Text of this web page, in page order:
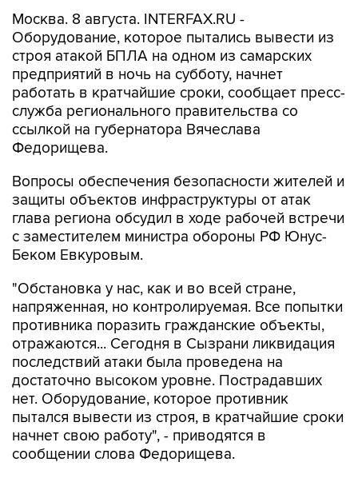
Москва. 8 августа. INTERFAX.RU -
Оборудование, которое пытались вывести из
строя атакой БПЛА на одном из самарских
предприятий в ночь на субботу, начнет
работать в кратчайшие сроки, сообщает пресс-
служба регионального правительства со
ссылкой на губернатора Вячеслава
Федорищева.
Вопросы обеспечения безопасности жителей и
защиты объектов инфраструктуры от атак
глава региона обсудил в ходе рабочей встречи
с заместителем министра обороны РФ Юнус-
Беком Евкуровым.
"Обстановка у нас, как и во всей стране,
напряженная, но контролируемая. Все попытки
противника поразить гражданские объекты,
отражаются... Сегодня в Сызрани ликвидация
последствий атаки была проведена на
достаточно высоком уровне. Пострадавших
нет. Оборудование, которое противник
пытался вывести из строя, в кратчайшие сроки
начнет свою работу", - приводятся в
сообщении слова Федорищева.